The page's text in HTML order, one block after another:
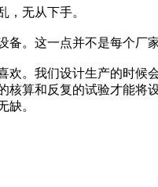
无从下手。
。这一点并不是每个厂家
欢。我们设计生产的时候
核算和反复的试验才能将
缺。